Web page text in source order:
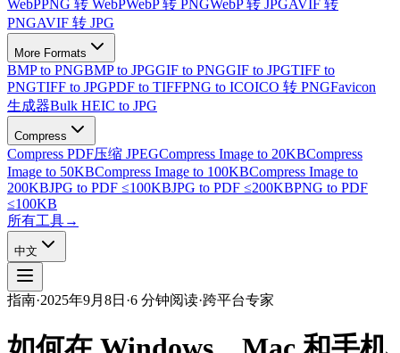
WebPPNG 转 WebPWebP 转 PNGWebP 转 JPGAVIF 转
PNGAVIF 转 JPG
More Formats
BMP to PNGBMP to JPGGIF to PNGGIF to JPGTIFF to
PNGTIFF to JPGPDF to TIFFPNG to ICOICO 转 PNGFavicon
生成器Bulk HEIC to JPG
Compress
Compress PDF压缩 JPEGCompress Image to 20KBCompress
Image to 50KBCompress Image to 100KBCompress Image to
200KBJPG to PDF ≤100KBJPG to PDF ≤200KBPNG to PDF
≤100KB
所有工具→
中文
指南·2025年9月8日 ·6 分钟阅读·跨平台专家